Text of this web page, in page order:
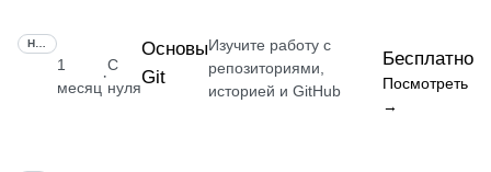
1
месяц
·
С
нуля
Основы
Git
Изучите работу с
репозиториями,
историей и GitHub
Бесплатно
Посмотреть
→